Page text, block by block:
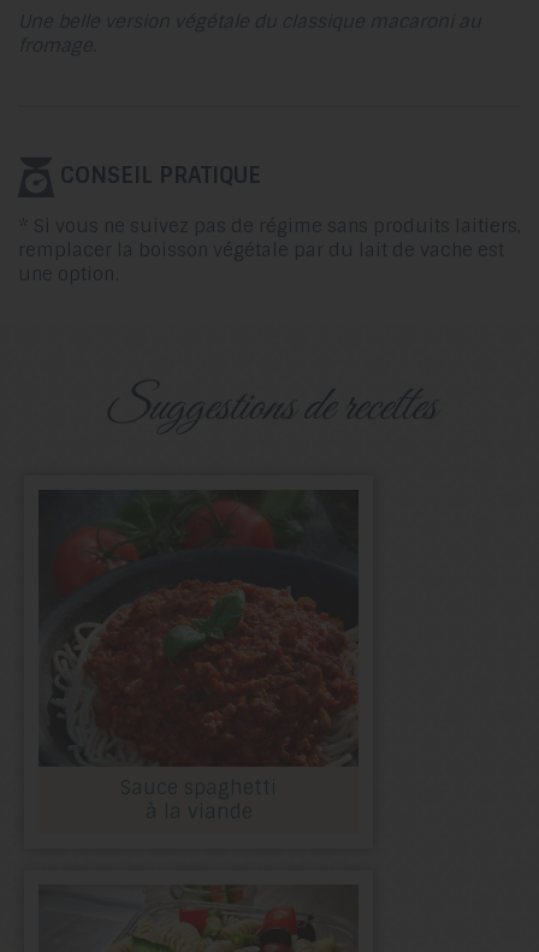
Une belle version végétale du classique macaroni au
fromage.
CONSEIL PRATIQUE
* Si vous ne suivez pas de régime sans produits laitiers,
remplacer la boisson végétale par du lait de vache est
une option.
suggestions de recettes